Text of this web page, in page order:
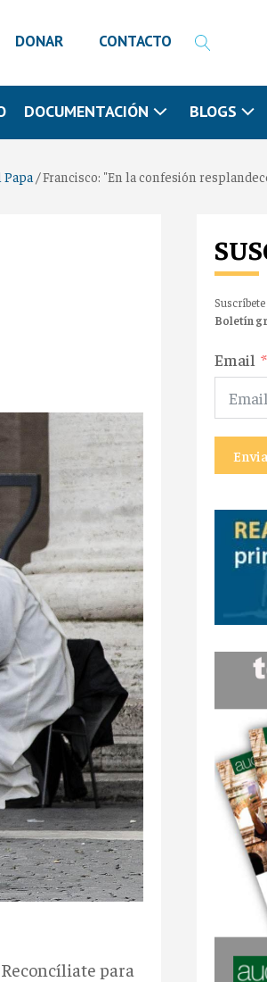
DONAR CONTACTO
DOCUMENTACIÓN BLOGS
/Francisco: "En la confesión
para
Suscríbete
Boletín
Email